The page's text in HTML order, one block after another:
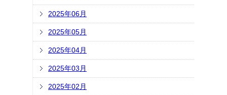
2025年06月
2025年05月
2025年04月
2025年03月
2025年02月